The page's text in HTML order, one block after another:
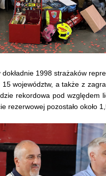
1998 strażaków
województw, a także z
rekordowa pod względem
rezerwowej pozostało około